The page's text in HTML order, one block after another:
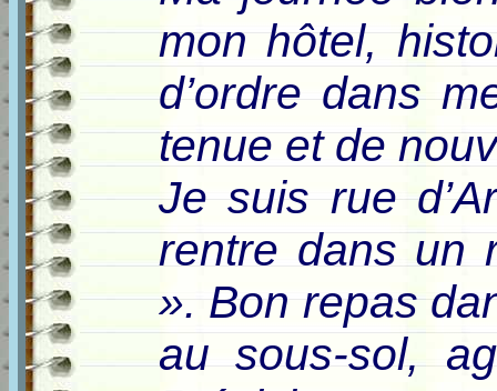
mon hôtel,
d’ordre dans
tenue et de
Je suis rue
rentre dans un
». Bon repas
au sous-sol,